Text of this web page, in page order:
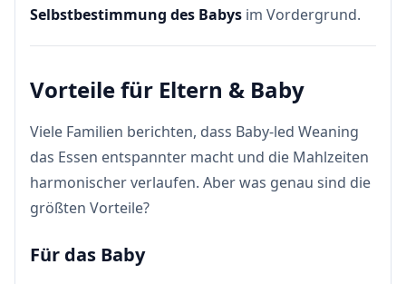
Selbstbestimmung des Babys im Vordergrund.
Vorteile für Eltern & Baby
Viele Familien berichten, dass Baby-led Weaning
das Essen entspannter macht und die Mahlzeiten
harmonischer verlaufen. Aber was genau sind die
größten Vorteile?
Für das Baby